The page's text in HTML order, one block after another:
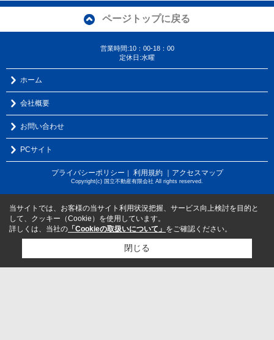
ページトップに戻る
営業時間:10：00-18：00
定休日:水曜
ホーム
会社概要
お問い合わせ
PCサイト
プライバシーポリシー ｜ 利用規約 ｜アクセスマップ
Copyright(c) 国立不動産有限会社 All rights reserved.
当サイトでは、お客様の当サイト利用状況把握、サービス向上検討を目的と
して、クッキー（Cookie）を使用しています。
詳しくは、当社の 「Cookieの取扱いについて」 をご確認ください。
閉じる